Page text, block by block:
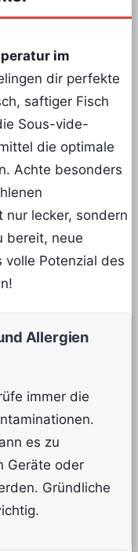
im
dir perfekte
saftiger Fisch
Sous-vide-
die optimale
Achte besonders
nur lecker, sondern
bereit, neue
volle Potenzial des
Allergien
immer die
es zu
Geräte oder
Gründliche